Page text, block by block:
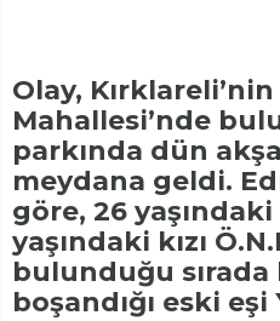
Olay,
Mahallesi’nde
parkında dün
meydana geldi.
göre, 26
yaşındaki kızı
bulunduğu
boşandığı eski eşi